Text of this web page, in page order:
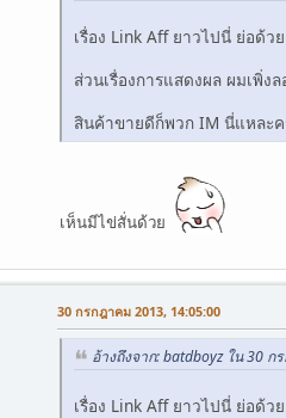
เรื่อง Link Aff ยาวไปนี่ ย่อด้
ส่วนเรื่องการแสดงผล ผมเพิ่ง
สินค้าขายดีก็พวก IM นี่แหละ
เห็นมีไข่สั่นด้วย
30 กรกฎาคม 2013, 14:05:00
อ้างถึงจาก: batdboyz ใน 30 ก
เรื่อง Link Aff ยาวไปนี่ ย่อด้